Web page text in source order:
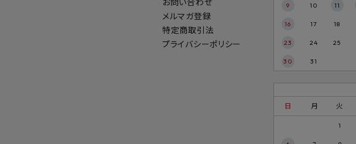
お問い合わせ
メルマガ登録
特定商取引法
プライバシーポリシー
9 10 11
16 17 18
23 24 25
30 31
日 月 火
1